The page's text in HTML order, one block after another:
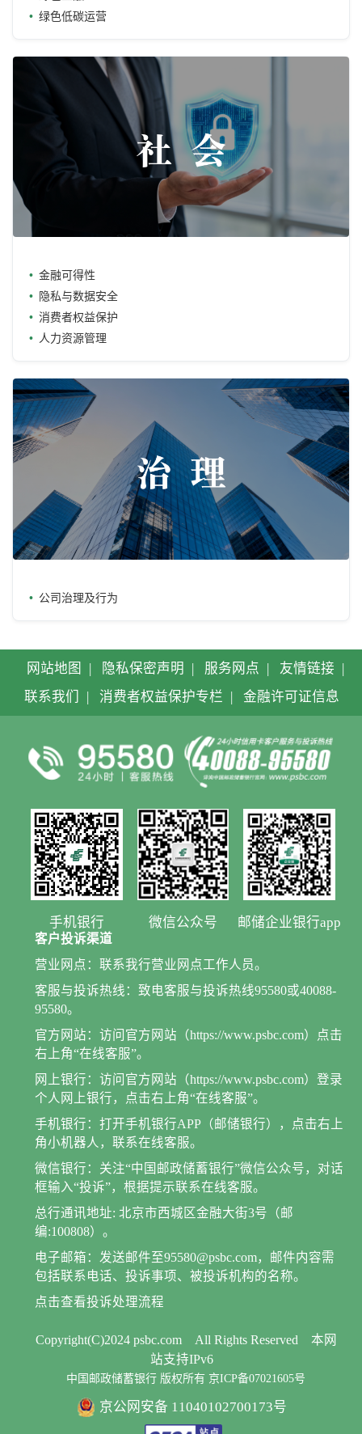
绿色低碳运营
金融可得性
隐私与数据安全
消费者权益保护
人力资源管理
公司治理及行为
网站地图 | 隐私保密声明 | 服务网点 | 友情链接 |
联系我们
| 消费者权益保护专栏 | 金融许可证信息
手机银行 微信公众号 邮储企业银行app
Copyright(C)2024 psbc.com All Rights Reserved
本网
站支持IPv6
中国邮政储蓄银行 版权所有 京ICP备07021605号
京公网安备 11040102700173号
客户投诉渠道
营业网点：联系我行营业网点工作人员。
客服与投诉热线：致电客服与投诉热线95580或40088-
95580。
官方网站：访问官方网站（https://www.psbc.com）点击
右上角“在线客服”。
网上银行：访问官方网站（https://www.psbc.com）登录
个人网上银行，点击右上角“在线客服”。
手机银行：打开手机银行APP（邮储银行），点击右上
角小机器人，联系在线客服。
微信银行：关注“中国邮政储蓄银行”微信公众号，对话
框输入“投诉”，根据提示联系在线客服。
总行通讯地址: 北京市西城区金融大街3号（邮
编:100808）。
电子邮箱：发送邮件至95580@psbc.com，邮件内容需
包括联系电话、投诉事项、被投诉机构的名称。
点击查看投诉处理流程